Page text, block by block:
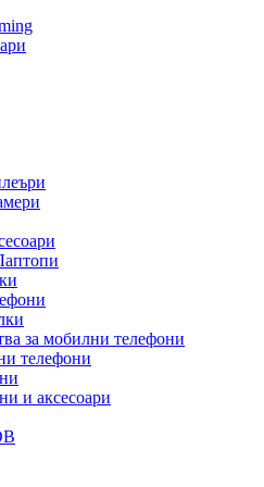
за мобилни телефони
телефони
и аксесоари